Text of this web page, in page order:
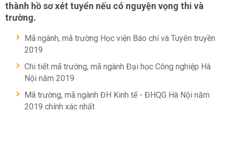
thành hồ sơ xét tuyển nếu có nguyện vọng thi và
trường.
Mã ngành, mã trường Học viện Báo chí và Tuyên truyền
2019
Chi tiết mã trường, mã ngành Đại học Công nghiệp Hà
Nội năm 2019
Mã trường, mã ngành ĐH Kinh tế - ĐHQG Hà Nội năm
2019 chính xác nhất